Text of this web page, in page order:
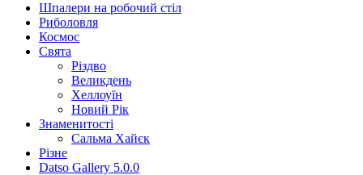
Шпалери на робочий стіл
Риболовля
Космос
Свята
Різдво
Великдень
Хеллоуїн
Новий Рік
Знаменитості
Сальма Хайєк
Різне
Datso Gallery 5.0.0